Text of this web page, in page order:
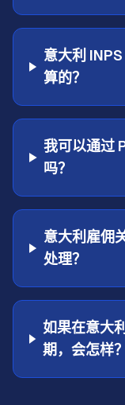
意大利
算的？
我可以通过
吗？
意大利雇佣
处理？
如果在意大
期，会怎样？